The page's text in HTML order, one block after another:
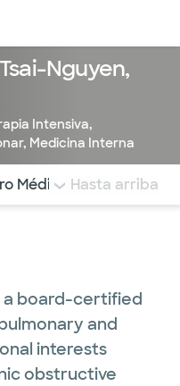
Nguyen,
Intensiva,
, Medicina Interna
rápidamente a
Médico COMENTARIOS
Hasta arriba
a board-certified
and
interests
obstructive